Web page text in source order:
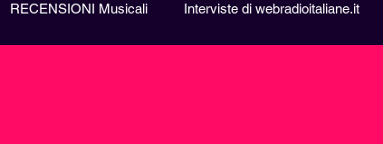
RECENSIONI Musicali Interviste di webradioitaliane.it